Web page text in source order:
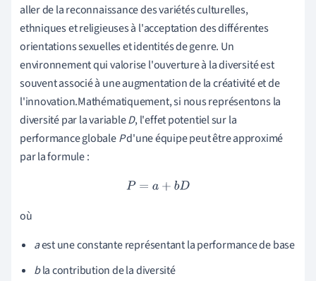
aller de la reconnaissance des variétés culturelles,
ethniques et religieuses à l'acceptation des différentes
orientations sexuelles et identités de genre. Un
environnement qui valorise l'ouverture à la diversité est
souvent associé à une augmentation de la créativité et de
l'innovation.Mathématiquement, si nous représentons la
diversité par la variableD, l'effet potentiel sur la
performance globalePd'une équipe peut être approximé
par la formule :
P= a+bD
où
aest une constante représentant la performance de base
bla contribution de la diversité